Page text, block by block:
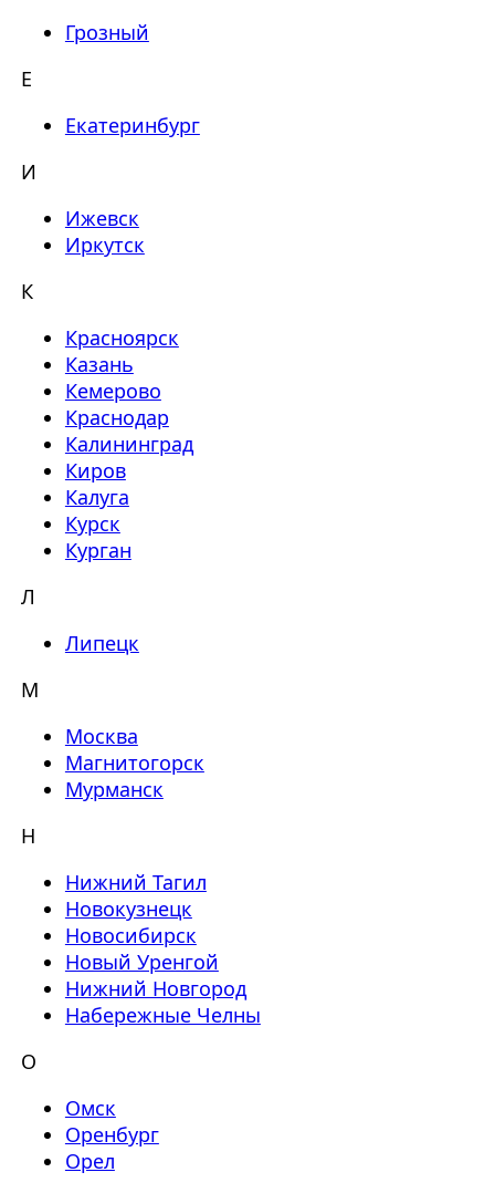
Грозный
Е
Екатеринбург
И
Ижевск
Иркутск
К
Красноярск
Казань
Кемерово
Краснодар
Калининград
Киров
Калуга
Курск
Курган
Л
Липецк
М
Москва
Магнитогорск
Мурманск
Н
Нижний Тагил
Новокузнецк
Новосибирск
Новый Уренгой
Нижний Новгород
Набережные Челны
О
Омск
Оренбург
Орел